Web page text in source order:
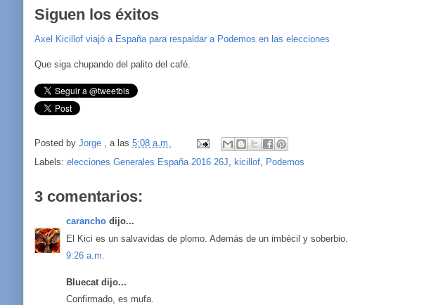
Siguen los éxitos
Axel Kicillof viajó a España para respaldar a Podemos en las elecciones
Que siga chupando del palito del café.
Posted by Jorge , a las 5:08 a.m.
Labels: elecciones Generales España 2016 26J, kicillof, Podemos
3 comentarios:
carancho dijo...
El Kici es un salvavidas de plomo. Además de un imbécil y soberbio.
9:26 a.m.
Bluecat dijo...
Confirmado, es mufa.